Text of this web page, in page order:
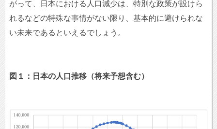
がって、日本における人口減少は、特別な政策が設けら
れるなどの特殊な事情がない限り、基本的に避けられな
い未来であるといえるでしょう。
図１：日本の人口推移（将来予想含む）